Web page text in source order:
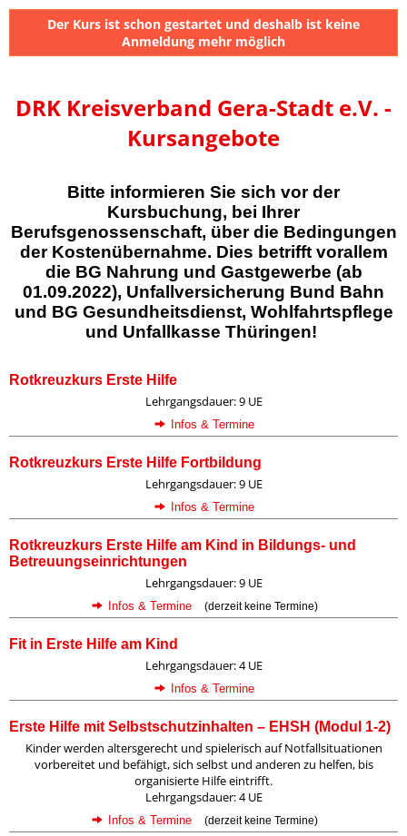
Der Kurs ist schon gestartet und deshalb ist keine
Anmeldung mehr möglich
DRK Kreisverband Gera-Stadt e.V. -
Kursangebote
Bitte informieren Sie sich vor der
Kursbuchung, bei Ihrer
Berufsgenossenschaft, über die Bedingungen
der Kostenübernahme. Dies betrifft vorallem
die BG Nahrung und Gastgewerbe (ab
01.09.2022), Unfallversicherung Bund Bahn
und BG Gesundheitsdienst, Wohlfahrtspflege
und Unfallkasse Thüringen!
Rotkreuzkurs Erste Hilfe
Lehrgangsdauer: 9 UE
Infos & Termine
Rotkreuzkurs Erste Hilfe Fortbildung
Lehrgangsdauer: 9 UE
Infos & Termine
Rotkreuzkurs Erste Hilfe am Kind in Bildungs- und
Betreuungseinrichtungen
Lehrgangsdauer: 9 UE
Infos & Termine (derzeit keine Termine)
Fit in Erste Hilfe am Kind
Lehrgangsdauer: 4 UE
Infos & Termine
Erste Hilfe mit Selbstschutzinhalten – EHSH (Modul 1-2)
Kinder werden altersgerecht und spielerisch auf Notfallsituationen
vorbereitet und befähigt, sich selbst und anderen zu helfen, bis
organisierte Hilfe eintrifft.
Lehrgangsdauer: 4 UE
Infos & Termine (derzeit keine Termine)